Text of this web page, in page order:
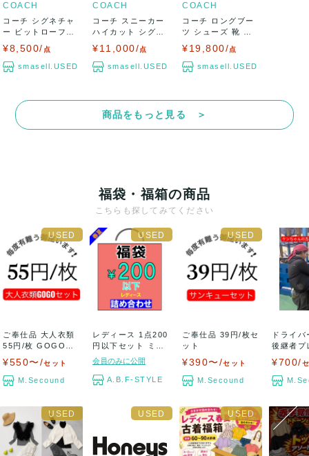
COACH
コーチ シグネチャ
ー ビットローファ
¥8,500/ 点
smasell.USED
COACH
コーチ スニーカー
ハイカット シグネ
¥11,000/点
smasell.USED
COACH
コーチ ロングブー
ツ シューズ 靴 ブ
¥19,800/点
smasell.USED
商品をもっと見る ＞
福袋・福箱の商品
こちらも探してみてください
ご奉仕品 大人衣類
55円/枚 GOGOセ
¥550〜/セット
M.Secound
レディース 1点200
円以下セット ミセ
ス カジュ...
会員のみに公開
A.B.F-STYLE
ご奉仕品 39円/枚セ
ット
¥390〜/セット
M.Secound
ドライ
後継者プ
セ...
¥700/